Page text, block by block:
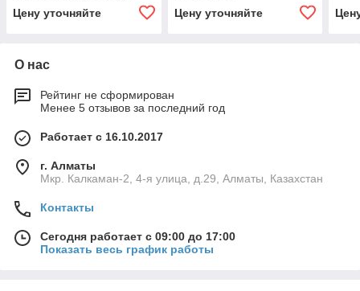
Цену уточняйте
Цену уточняйте
О нас
Рейтинг не сформирован
Менее 5 отзывов за последний год
Работает с 16.10.2017
г. Алматы
Мкр. Калкаман-2, 4-я улица, д.29, Алматы, Казахстан
Контакты
Сегодня работает с 09:00 до 17:00
Показать весь график работы